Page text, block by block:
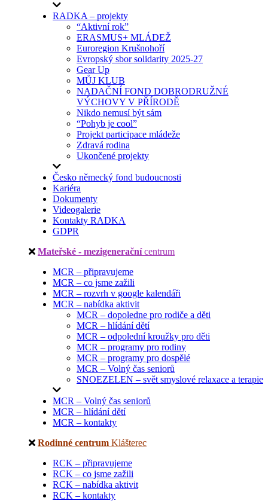
RADKA – projekty
“Aktivní rok”
ERASMUS+ MLÁDEŽ
Euroregion Krušnohoří
Evropský sbor solidarity 2025-27
Gear Up
MŮJ KLUB
NADAČNÍ FOND DOBRODRUŽNÉ
VÝCHOVY V PŘÍRODĚ
Nikdo nemusí být sám
“Pohyb je cool”
Projekt participace mládeže
Zdravá rodina
Ukončené projekty
Česko německý fond budoucnosti
Kariéra
Dokumenty
Videogalerie
Kontakty RADKA
GDPR
Mateřské - mezigenerační centrum
MCR – připravujeme
MCR – co jsme zažili
MCR – rozvrh v google kalendáři
MCR – nabídka aktivit
MCR – dopoledne pro rodiče a děti
MCR – hlídání dětí
MCR – odpolední kroužky pro děti
MCR – programy pro rodiny
MCR – programy pro dospělé
MCR – Volný čas seniorů
SNOEZELEN – svět smyslové relaxace a terapie
MCR – Volný čas seniorů
MCR – hlídání dětí
MCR – kontakty
Rodinné centrum Klášterec
RCK – připravujeme
RCK – co jsme zažili
RCK – nabídka aktivit
RCK – kontakty